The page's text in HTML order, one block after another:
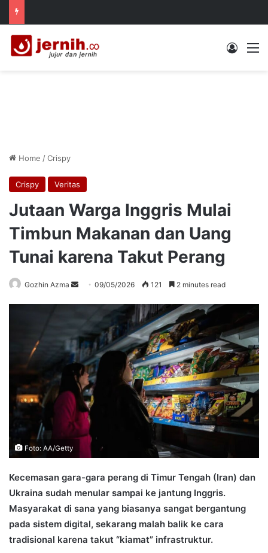
Log In
Home /Crispy
Crispy Veritas
Jutaan Warga Inggris Mulai
Timbun Makanan dan Uang
Tunai karena Takut Perang
Gozhin Azma
Send09/05/2026 121 2 minutes read
Foto: AA/Getty
Kecemasan gara-gara perang di Timur Tengah (Iran) dan
Ukraina sudah menular sampai ke jantung Inggris.
Masyarakat di sana yang biasanya sangat bergantung
pada sistem digital, sekarang malah balik ke cara
tradisional karena takut “kiamat” infrastruktur.